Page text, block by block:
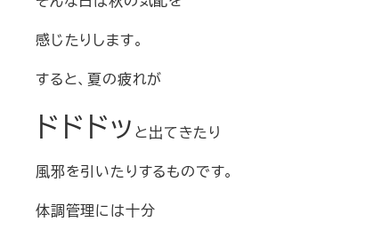
感じたりします。
すると、夏の疲れが
ドドドッ と出てきたり
風邪を引いたりするものです。
体調管理には十分